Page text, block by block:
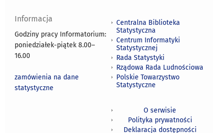
Informacja
Godziny pracy Informatorium:
poniedziałek-piątek 8.00–
16.00
zamówienia na dane
statystyczne
Centralna Biblioteka
Statystyczna
Centrum Informatyki
Statystycznej
Rada Statystyki
Rządowa Rada Ludnościowa
Polskie Towarzystwo
Statystyczne
O serwisie
Polityka prywatności
Deklaracja dostępności